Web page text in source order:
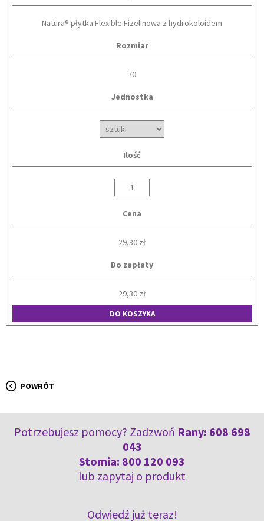
Natura® płytka Flexible Fizelinowa z hydrokoloidem
Rozmiar
70
Jednostka
Ilość
Cena
29,30 zł
Do zapłaty
29,30 zł
DO KOSZYKA
POWRÓT
Potrzebujesz pomocy? Zadzwoń Rany: 608 698
043
Stomia: 800 120 093
lub zapytaj o produkt
Odwiedź już teraz!